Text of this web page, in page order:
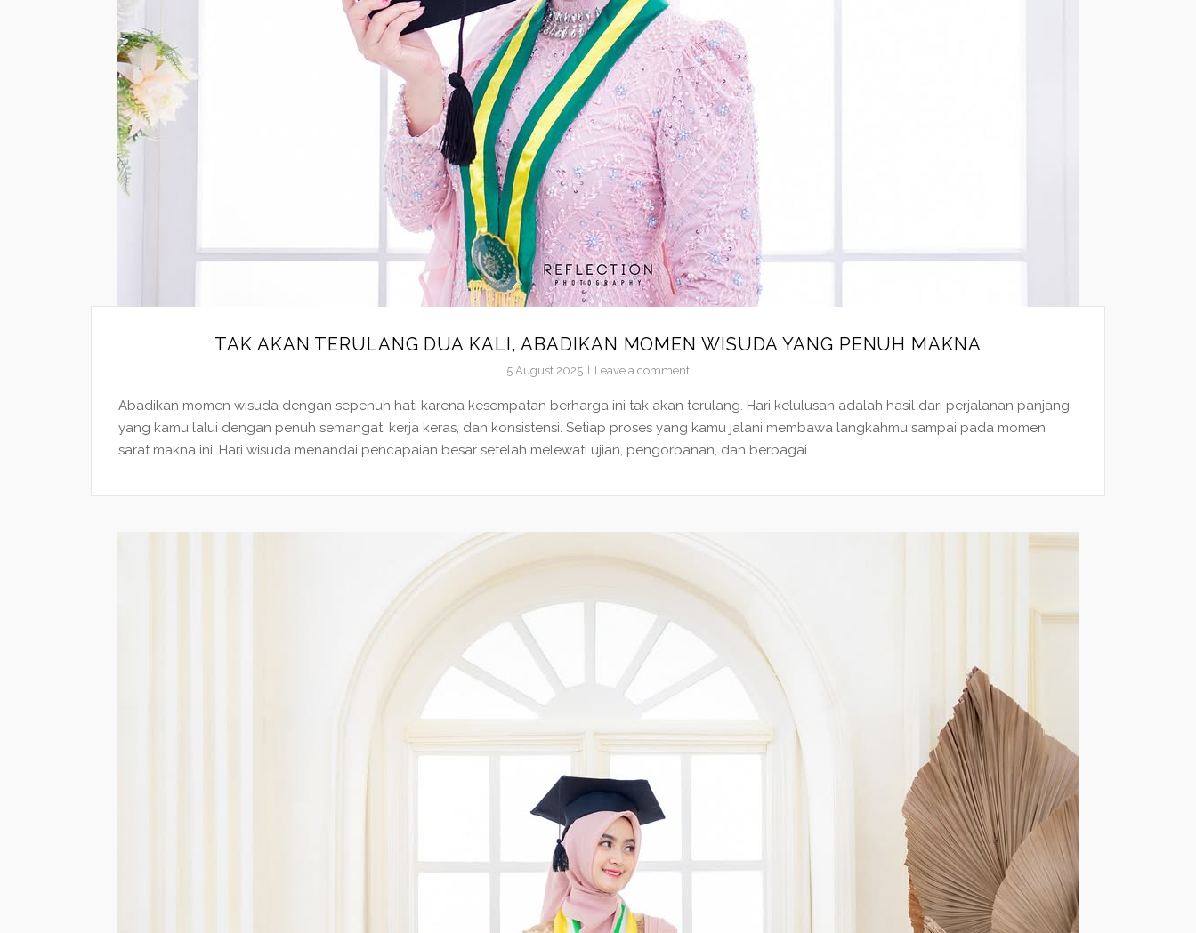
TAK AKAN TERULANG DUA KALI, ABADIKAN MOMEN WISUDA YANG PENUH MAKNA
5 August 2025 Leave a comment
Abadikan momen wisuda dengan sepenuh hati karena kesempatan berharga ini tak akan terulang. Hari kelulusan adalah hasil dari perjalanan panjang
yang kamu lalui dengan penuh semangat, kerja keras, dan konsistensi. Setiap proses yang kamu jalani membawa langkahmu sampai pada momen
sarat makna ini. Hari wisuda menandai pencapaian besar setelah melewati ujian, pengorbanan, dan berbagai...